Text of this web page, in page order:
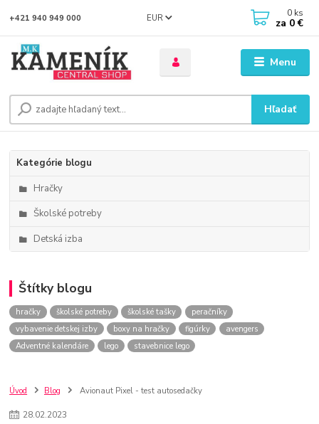
Menu
EUR
Hľadať
+421 940 949 000 0 ks
za 0 €
Kategórie blogu
Hračky
Školské potreby
Detská izba
Štítky blogu
hračky školské potreby školské tašky
peračníky
vybavenie detskej izby
boxy na hračky figúrky
avengers
Adventné kalendáre
lego stavebnice lego
Úvod Blog Avionaut Pixel - test autosedačky
28.02.2023